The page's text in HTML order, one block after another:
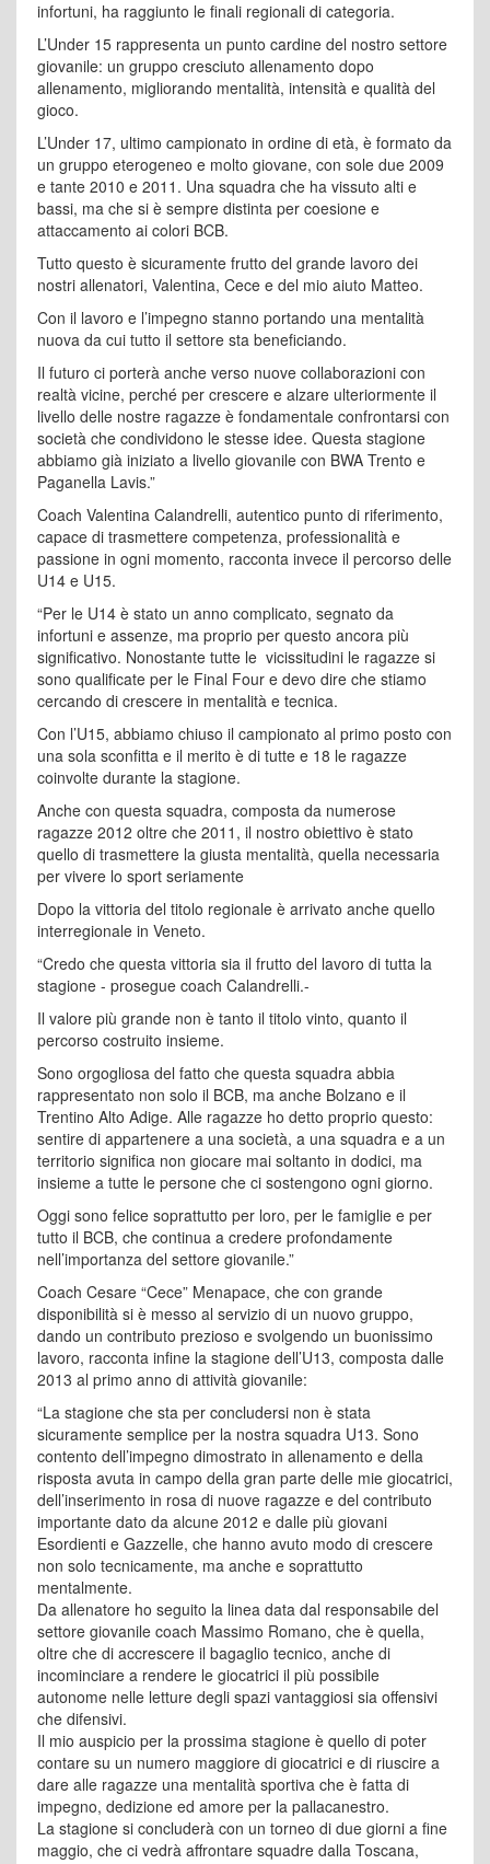
infortuni, ha raggiunto le finali regionali di categoria.
L’Under 15 rappresenta un punto cardine del nostro settore
giovanile: un gruppo cresciuto allenamento dopo
allenamento, migliorando mentalità, intensità e qualità del
gioco.
L’Under 17, ultimo campionato in ordine di età, è formato da
un gruppo eterogeneo e molto giovane, con sole due 2009
e tante 2010 e 2011. Una squadra che ha vissuto alti e
bassi, ma che si è sempre distinta per coesione e
attaccamento ai colori BCB.
Tutto questo è sicuramente frutto del grande lavoro dei
nostri allenatori, Valentina, Cece e del mio aiuto Matteo.
Con il lavoro e l’impegno stanno portando una mentalità
nuova da cui tutto il settore sta beneficiando.
Il futuro ci porterà anche verso nuove collaborazioni con
realtà vicine, perché per crescere e alzare ulteriormente il
livello delle nostre ragazze è fondamentale confrontarsi con
società che condividono le stesse idee. Questa stagione
abbiamo già iniziato a livello giovanile con BWA Trento e
Paganella Lavis.”
Coach Valentina Calandrelli, autentico punto di riferimento,
capace di trasmettere competenza, professionalità e
passione in ogni momento, racconta invece il percorso delle
U14 e U15.
“Per le U14 è stato un anno complicato, segnato da
infortuni e assenze, ma proprio per questo ancora più
significativo. Nonostante tutte le vicissitudini le ragazze si
sono qualificate per le Final Four e devo dire che stiamo
cercando di crescere in mentalità e tecnica.
Con l’U15, abbiamo chiuso il campionato al primo posto con
una sola sconfitta e il merito è di tutte e 18 le ragazze
coinvolte durante la stagione.
Anche con questa squadra, composta da numerose
ragazze 2012 oltre che 2011, il nostro obiettivo è stato
quello di trasmettere la giusta mentalità, quella necessaria
per vivere lo sport seriamente
Dopo la vittoria del titolo regionale è arrivato anche quello
interregionale in Veneto.
“Credo che questa vittoria sia il frutto del lavoro di tutta la
stagione - prosegue coach Calandrelli.-
Il valore più grande non è tanto il titolo vinto, quanto il
percorso costruito insieme.
Sono orgogliosa del fatto che questa squadra abbia
rappresentato non solo il BCB, ma anche Bolzano e il
Trentino Alto Adige. Alle ragazze ho detto proprio questo:
sentire di appartenere a una società, a una squadra e a un
territorio significa non giocare mai soltanto in dodici, ma
insieme a tutte le persone che ci sostengono ogni giorno.
Oggi sono felice soprattutto per loro, per le famiglie e per
tutto il BCB, che continua a credere profondamente
nell’importanza del settore giovanile.”
Coach Cesare “Cece” Menapace, che con grande
disponibilità si è messo al servizio di un nuovo gruppo,
dando un contributo prezioso e svolgendo un buonissimo
lavoro, racconta infine la stagione dell’U13, composta dalle
2013 al primo anno di attività giovanile:
“La stagione che sta per concludersi non è stata
sicuramente semplice per la nostra squadra U13. Sono
contento dell’impegno dimostrato in allenamento e della
risposta avuta in campo della gran parte delle mie giocatrici,
dell’inserimento in rosa di nuove ragazze e del contributo
importante dato da alcune 2012 e dalle più giovani
Esordienti e Gazzelle, che hanno avuto modo di crescere
non solo tecnicamente, ma anche e soprattutto
mentalmente.
Da allenatore ho seguito la linea data dal responsabile del
settore giovanile coach Massimo Romano, che è quella,
oltre che di accrescere il bagaglio tecnico, anche di
incominciare a rendere le giocatrici il più possibile
autonome nelle letture degli spazi vantaggiosi sia offensivi
che difensivi.
Il mio auspicio per la prossima stagione è quello di poter
contare su un numero maggiore di giocatrici e di riuscire a
dare alle ragazze una mentalità sportiva che è fatta di
impegno, dedizione ed amore per la pallacanestro.
La stagione si concluderà con un torneo di due giorni a fine
maggio, che ci vedrà affrontare squadre dalla Toscana,